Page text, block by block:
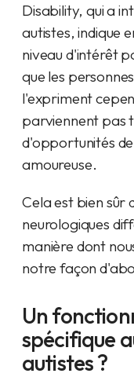
Disability, qui a
autistes, indique
niveau d'intérêt
que les
l'expriment
parviennent pas
d'opportunités
amoureuse.
Cela est bien sûr
neurologiques
manière dont
notre façon
Un
spécifique
autistes ?